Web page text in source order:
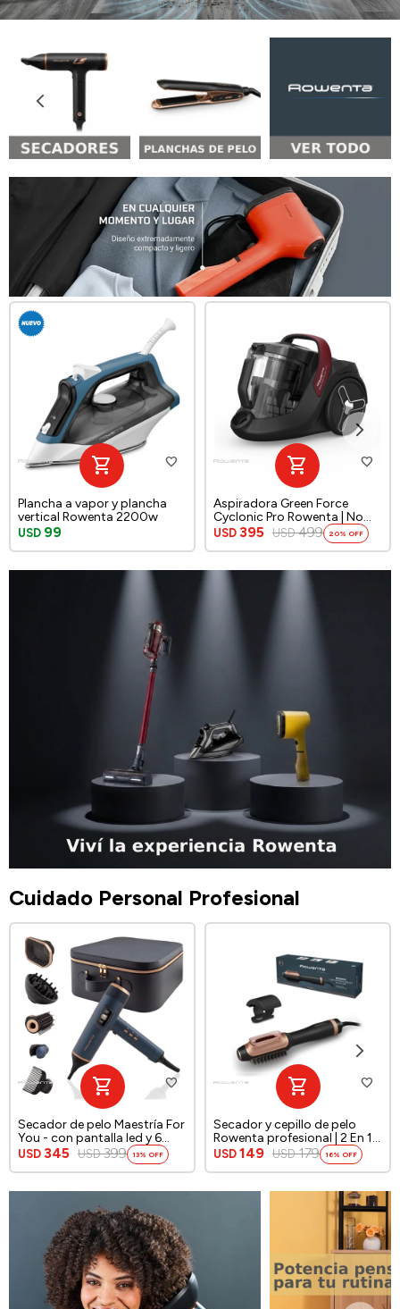
Plancha a vapor y plancha
vertical Rowenta 2200w
USD 99
Aspiradora Green Force
Cyclonic Pro Rowenta | No
utiliza bolsa
USD 395 USD 499 20
Cuidado Personal Profesional
Secador de pelo Maestría For
You - con pantalla led y 6
accesorios
USD 345 USD 399 13
Secador y cepillo de pelo
Rowenta profesional | 2 En 1 |
Color negro.
USD 149 USD 179 16